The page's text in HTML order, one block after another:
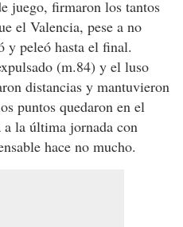
juego, firmaron los tantos
el Valencia, pese a no
y peleó hasta el final.
(m.84) y el luso
distancias y mantuvieron
puntos quedaron en el
la última jornada con
hace no mucho.